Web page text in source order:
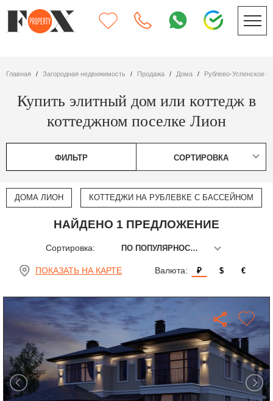
Главная Загородная недвижимость Продажа дома Рублево-Успенское
Купить элитный дом или коттедж в
коттеджном поселке Лион
ФИЛЬТР СОРТИРОВКА
ДОМА ЛИОН КОТТЕДЖИ НА РУБЛЕВКЕ С БАССЕЙНОМ
НАЙДЕНО 1 ПРЕДЛОЖЕНИЕ
Сортировка: ПО ПОПУЛЯРНОСТИ
ПОКАЗАТЬ НА КАРТЕ Валюта: ₽ $ €